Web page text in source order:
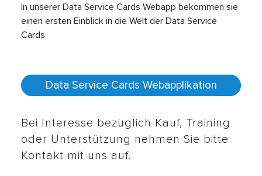
In unserer Data Service Cards Webapp bekommen sie
einen ersten Einblick in die Welt der Data Service
Cards
Data Service Cards Webapplikation
Bei Interesse bezüglich Kauf, Training
oder Unterstützung nehmen Sie bitte
Kontakt mit uns auf.